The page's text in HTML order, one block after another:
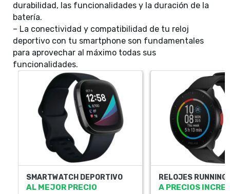
durabilidad, las funcionalidades y la duración de la
batería.
– La conectividad y compatibilidad de tu reloj
deportivo con tu smartphone son fundamentales
para aprovechar al máximo todas sus
funcionalidades.
SMARTWATCH DEPORTIVO
AL MEJOR PRECIO
RELOJES RUNNING
A PRECIOS